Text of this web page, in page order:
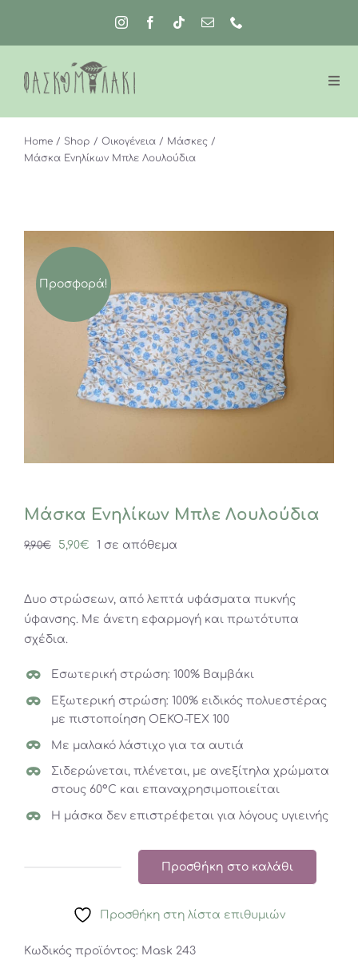
περιεχόμενο
Home Shop Οικογένεια
Μάσκες
Μάσκα Ενηλίκων Μπλε Λουλούδια
Προσφορά!
Μάσκα Ενηλίκων Μπλε Λουλούδια
9,90€
Original
9,90€.
5,90€ Η
είναι:
5,90€.
1 σε απόθεμα
Δυο στρώσεων, από λεπτά υφάσματα πυκνής
ύφανσης. Με άνετη εφαρμογή και πρωτότυπα
σχέδια.
Εσωτερική στρώση: 100% Βαμβάκι
Εξωτερική στρώση: 100% ειδικός πολυεστέρας
με πιστοποίηση OEKO-TEX 100
Με μαλακό λάστιχο για τα αυτιά
Σιδερώνεται, πλένεται, με ανεξίτηλα χρώματα
στους 60°C και επαναχρησιμοποιείται
Η μάσκα δεν επιστρέφεται για λόγους υγιεινής
Μπλε
ποσότητα
Προσθήκη στο καλάθι
Προσθήκη στη λίστα επιθυμιών
Κωδικός προϊόντος: Mask 243